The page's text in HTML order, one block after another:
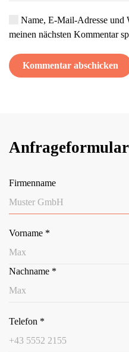
Name, E-Mail-Adresse und
meinen nächsten Kommentar
Kommentar abschicken
Anfrageformular
Firmenname
Vorname *
Nachname *
Telefon *